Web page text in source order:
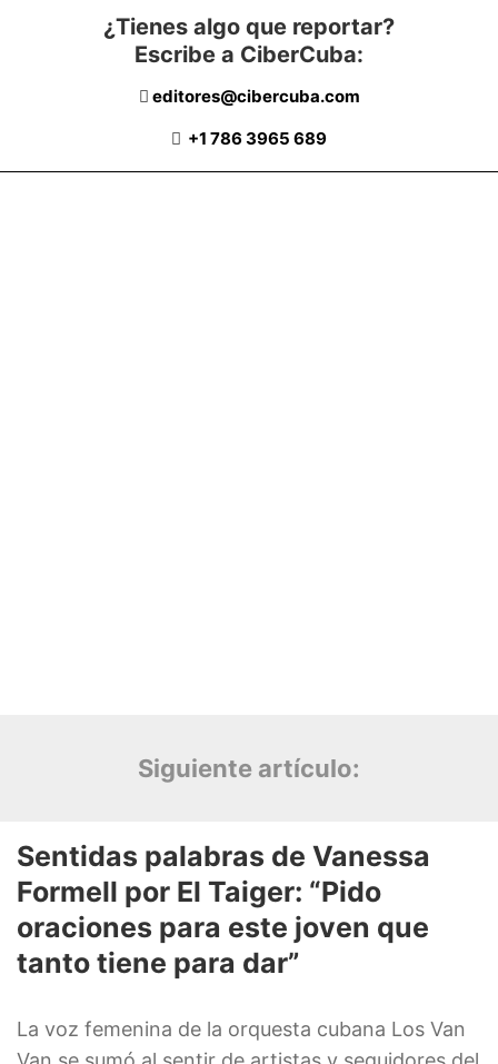
¿Tienes algo que reportar?
Escribe a CiberCuba:
editores@cibercuba.com
+1 786 3965 689
Siguiente artículo: